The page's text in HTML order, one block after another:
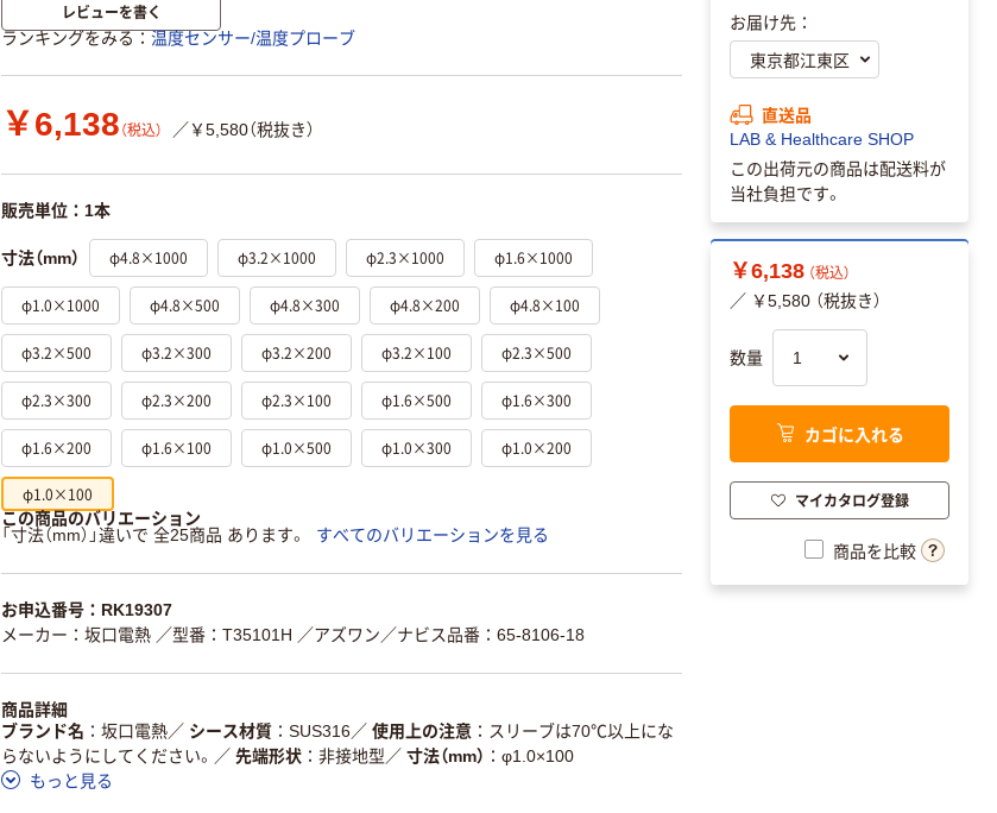
レビューを書く
ランキングをみる 温度センサー/温度プローブ
￥6,138 （税込） ／￥5,580（税抜き）
販売単位：1本
寸法（mm） φ4.8×1000 φ3.2×1000 φ2.3×1000 φ1.6×1000
φ1.0×1000 φ4.8×500 φ4.8×300 φ4.8×200 φ4.8×100
φ3.2×500 φ3.2×300 φ3.2×200 φ3.2×100 φ2.3×500
φ2.3×300 φ2.3×200 φ2.3×100 φ1.6×500 φ1.6×300
φ1.6×200 φ1.6×100 φ1.0×500 φ1.0×300 φ1.0×200
φ1.0×100
この商品のバリエーション
「寸法（mm）」違いで 全25商品 あります。
すべてのバリエーションを見る
お申込番号：RK19307
メーカー：坂口電熱 ／型番：T35101H ／アズワン／ナビス品番：65-8106-18
商品詳細
ブランド名
坂口電熱／ シース材質 SUS316／ 使用上の注意
スリーブは70℃以上にな
らないようにしてください。 ／ 先端形状 非接地型 ／ 寸法（mm）
φ1.0×100
もっと見る
お届け先：
直送品
LAB & Healthcare SHOP
この出荷元の商品は配送料が
当社負担です。
￥6,138 （税込）
／ ￥5,580 （税抜き）
数量
カゴに入れる
マイカタログ登録
商品を比較